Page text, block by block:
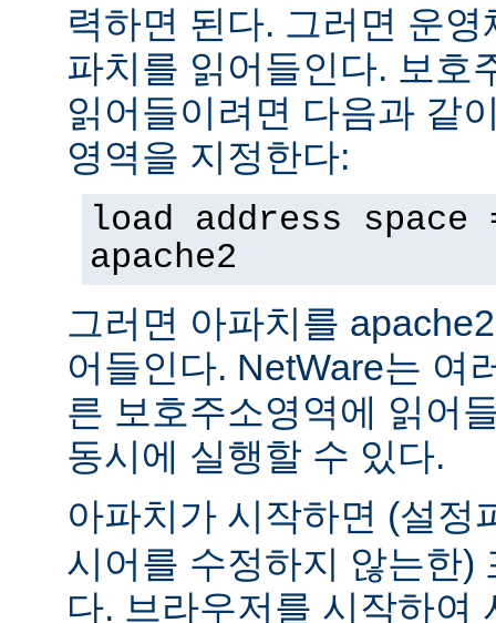
력하면 된다. 그러면 운
파치를 읽어들인다. 보호
읽어들이려면 다음과 같
영역을 지정한다:
load address space
apache2
그러면 아파치를
어들인다. NetWare는 여
른 보호주소영역에 읽어
동시에 실행할 수 있다.
아파치가 시작하면 (설정
시어를 수정하지 않는한)
다. 브라우저를 시작하여